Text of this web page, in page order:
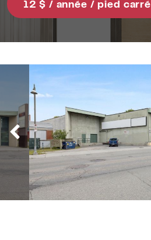
12 $ / année / pied carré